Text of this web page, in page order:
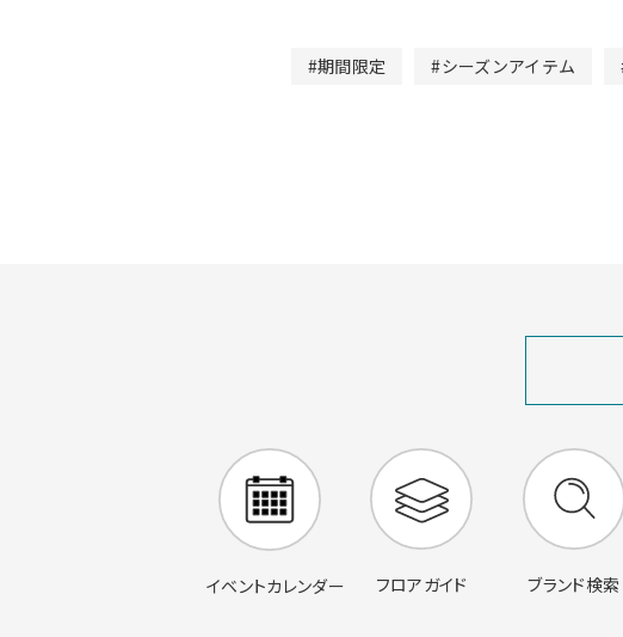
#期間限定 #シーズンアイテム
イベントカレンダー フロアガイド ブランド検索